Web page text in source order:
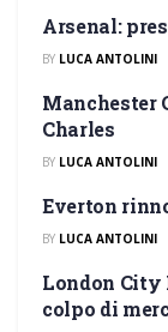
CALCIO FEMMINILE
Arsenal:
BY LUCA ANTOLINI
CALCIO FEMMINILE
Manchester
Charles
BY LUCA ANTOLINI
CALCIO FEMMINILE
Everton
BY LUCA ANTOLINI
CALCIO FEMMINILE
London City
colpo di